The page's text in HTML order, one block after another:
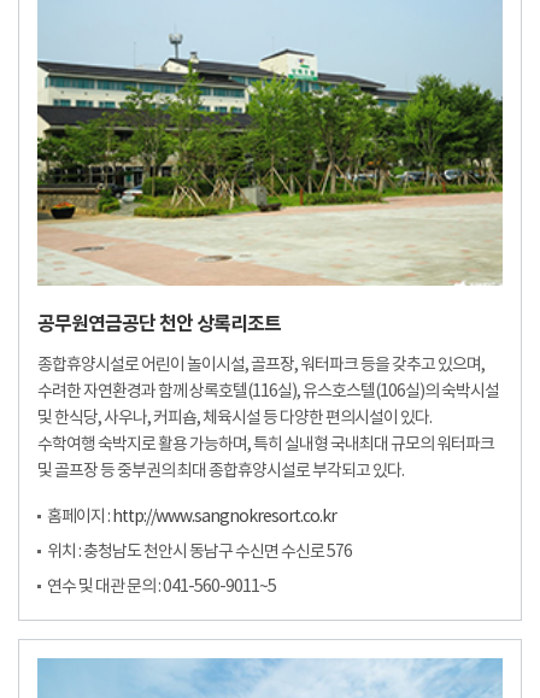
공무원연금공단 천안 상록리조트
종합휴양시설로 어린이 놀이시설, 골프장, 워터파크 등을 갖추고 있으며,
수려한 자연환경과 함께 상록호텔(116실), 유스호스텔(106실)의 숙박시설
및 한식당, 사우나, 커피숍, 체육시설 등 다양한 편의시설이 있다.
수학여행 숙박지로 활용 가능하며, 특히 실내형 국내최대 규모의 워터파크
및 골프장 등 중부권의 최대 종합휴양시설로 부각되고 있다.
홈페이지 :http://www.sangnokresort.co.kr
위치 : 충청남도 천안시 동남구 수신면 수신로 576
연수 및 대관 문의 : 041-560-9011~5